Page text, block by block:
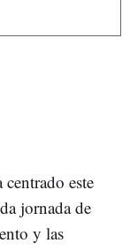
centrado este
jornada de
y las